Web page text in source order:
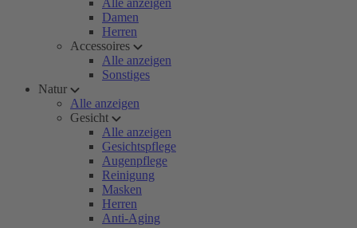
Alle anzeigen
Damen
Herren
Accessoires
Alle anzeigen
Sonstiges
Natur
Alle anzeigen
Gesicht
Alle anzeigen
Gesichtspflege
Augenpflege
Reinigung
Masken
Herren
Anti-Aging